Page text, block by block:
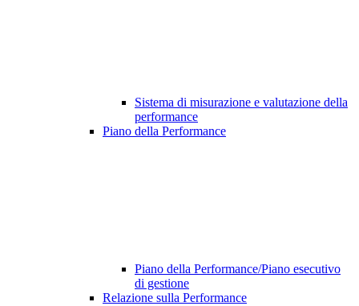
Sistema di misurazione e valutazione della
performance
Piano della Performance
Piano della Performance/Piano esecutivo
di gestione
Relazione sulla Performance